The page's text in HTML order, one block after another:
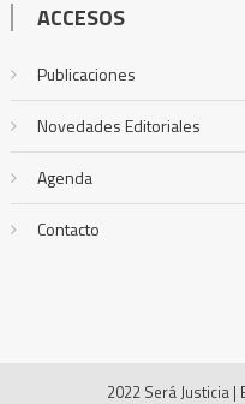
ACCESOS
Publicaciones
Novedades Editoriales
Agenda
Contacto
2022 Será Justicia |